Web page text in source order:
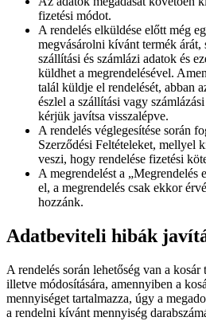
fizetési módot.
A rendelés elküldése előtt még
megvásárolni kívánt termék
szállítási és számlázi adatok és
küldhet a megrendelésével.
talál küldje el rendelését, abban
észlel a szállítási vagy
kérjük javítsa visszalépve.
A rendelés véglegesítése során
Szerződési Feltételeket, mellyel
veszi, hogy rendelése fizetési
A megrendelést a „Megrendelés
el, a megrendelés csak ekkor
hozzánk.
Adatbeviteli hibák
A rendelés során lehetőség van a kosár
illetve módosítására, amennyiben a
mennyiséget tartalmazza, úgy a
a rendelni kívánt mennyiség